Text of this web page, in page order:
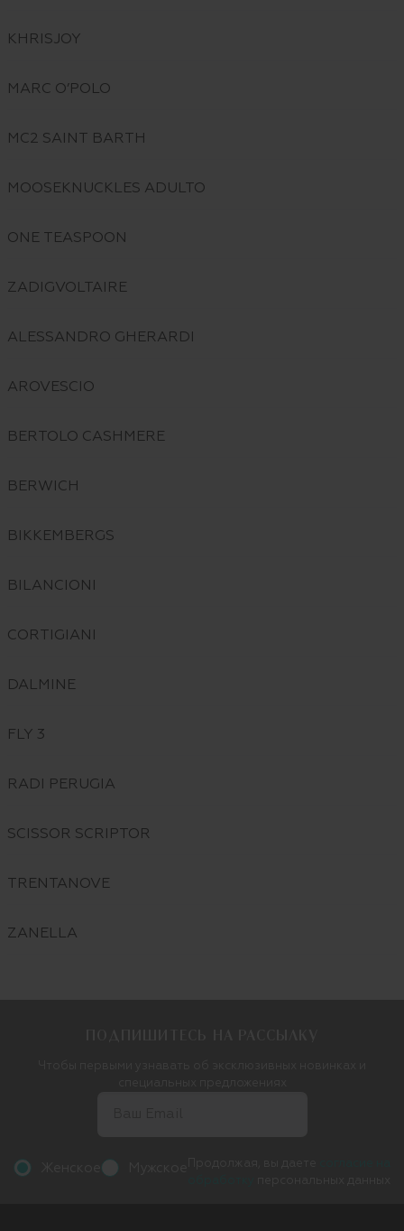
KHRISJOY
MARC O’POLO
MC2 SAINT BARTH
MOOSEKNUCKLES ADULTO
ONE TEASPOON
ZADIGVOLTAIRE
ALESSANDRO GHERARDI
AROVESCIO
BERTOLO CASHMERE
BERWICH
BIKKEMBERGS
BILANCIONI
CORTIGIANI
DALMINE
FLY 3
RADI PERUGIA
SCISSOR SCRIPTOR
TRENTANOVE
ZANELLA